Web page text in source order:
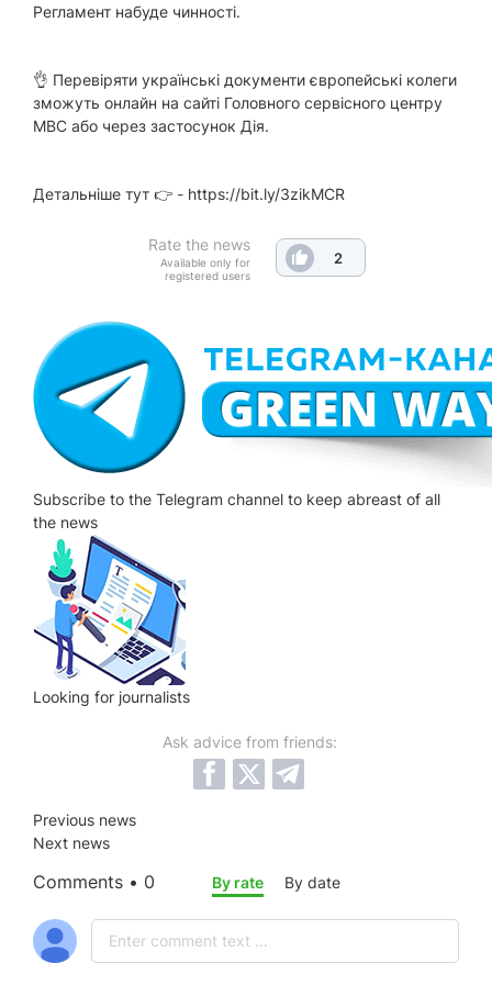
Регламент набуде чинності.
👌 Перевіряти українські документи європейські колеги
зможуть онлайн на сайті Головного сервісного центру
МВС або через застосунок Дія.
Детальніше тут 👉 - https://bit.ly/3zikMCR
Rate the news
Available only for
registered users
2
Subscribe to the Telegram channel to keep abreast of all
the news
Looking for journalists
Ask advice from friends:
Previous news
Next news
Comments • 0 By rate By date